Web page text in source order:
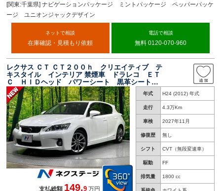
[関東:千葉県] ナビゲーションパッケージ ミントパッケージ ペッパーパッケ
ージ ユニオンジャックデザイン
ネットで相談
在庫確認・見積もり依頼
電話で相談
無料 0120-070-960
レクサス ＣＴ ＣＴ２００ｈ クリエイティブ テ
キスタイル インテリア 禁煙車 ドラレコ ＥＴ
Ｃ ＨＩＤヘッド パワーシート 黒革シート
クルーズコントロール シートヒーター コーナ
ーセンサー ヘッドライトウォッシャー 電動格
納ミラー オートライト／エアコン
年式 H24 (2012) 年式
走行 4.3万Km
車検 2027年11月
修復歴 無し
シフト CVT（無段変速車）
駆動 FF
排気量 1800 cc
支払総額149.9 万円